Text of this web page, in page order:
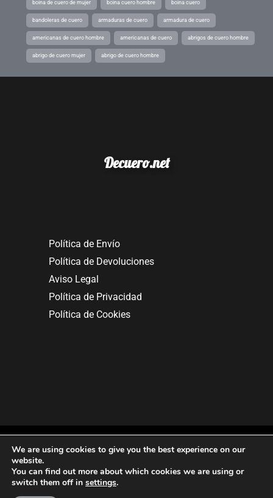
boina de cuero de mujer boina cuero hombre boina cuero
bandoleras de cuero armaduras de cuero armadura de cuero
americanas de cuero hombre americanas de cuero abrigos de cuero hombre
abrigo de cuero mujer abrigo de cuero hombre
Decuero.net
Política de Envío
Política de Devoluciones
Aviso Legal
Política de Privacidad
Política de Cookies
Copyright © 2025. All rights reserved.
We are using cookies to give you the best experience on our
website.
You can find out more about which cookies we are using or
switch them off in settings.